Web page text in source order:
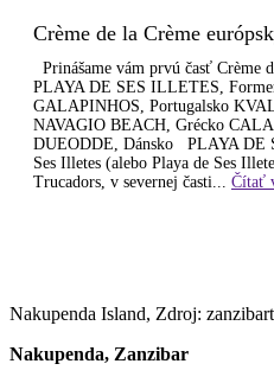
Crème de la Crème
Prinášame vám prvú časť Crème
PLAYA DE SES ILLETES,
GALAPINHOS, Portugalsko
NAVAGIO BEACH, Grécko
DUEODDE, Dánsko PLAYA DE
Ses Illetes (alebo Playa de Ses
Trucadors, v severnej časti... Čítať
Nakupenda Island, Zdroj:
Nakupenda, Zanzibar